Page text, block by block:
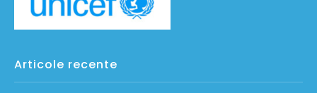
Articole recente